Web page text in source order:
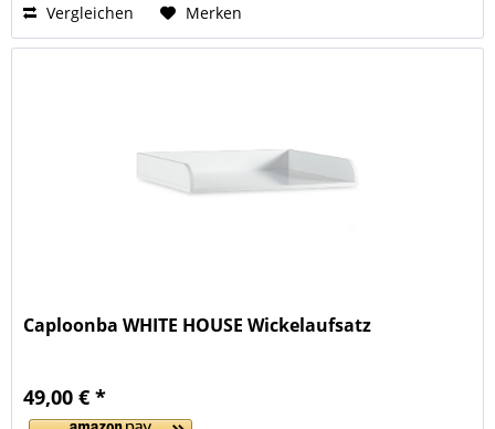
Vergleichen Merken
Caploonba WHITE HOUSE Wickelaufsatz
49,00 € *